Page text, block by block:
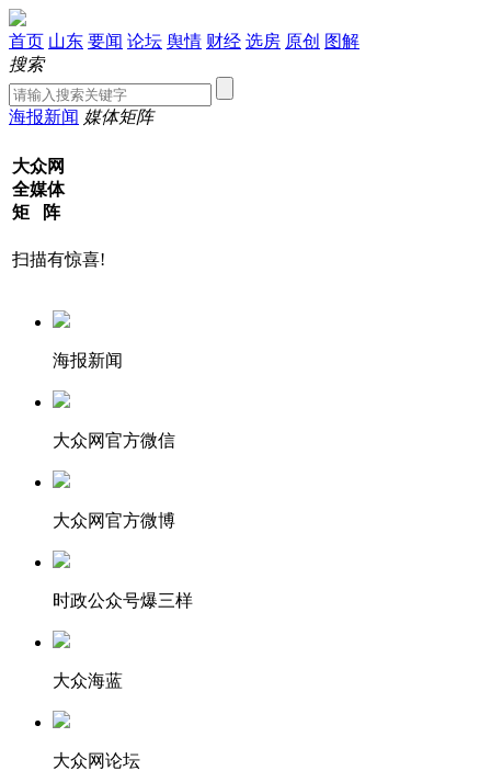
首页 山东 要闻 论坛 舆情 财经 选房 原创 图解
搜索
海报新闻 媒体矩阵
大众网
全媒体
矩 阵
扫描有惊喜!
海报新闻
大众网官方微信
大众网官方微博
时政公众号爆三样
大众海蓝
大众网论坛